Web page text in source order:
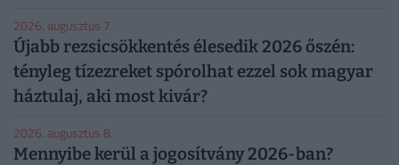
2026. augusztus 7.
Újabb rezsicsökkentés élesedik 2026 őszén:
tényleg tízezreket spórolhat ezzel sok magyar
háztulaj, aki most kivár?
2026. augusztus 8.
Mennyibe kerül a jogosítvány 2026-ban?